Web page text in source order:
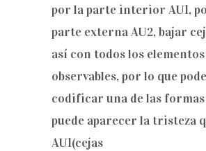
por la parte interior AU1,
parte externa AU2, bajar
así con todos los elementos
observables, por lo que
codificar una de las formas
puede aparecer la tristeza
AU1(cejas